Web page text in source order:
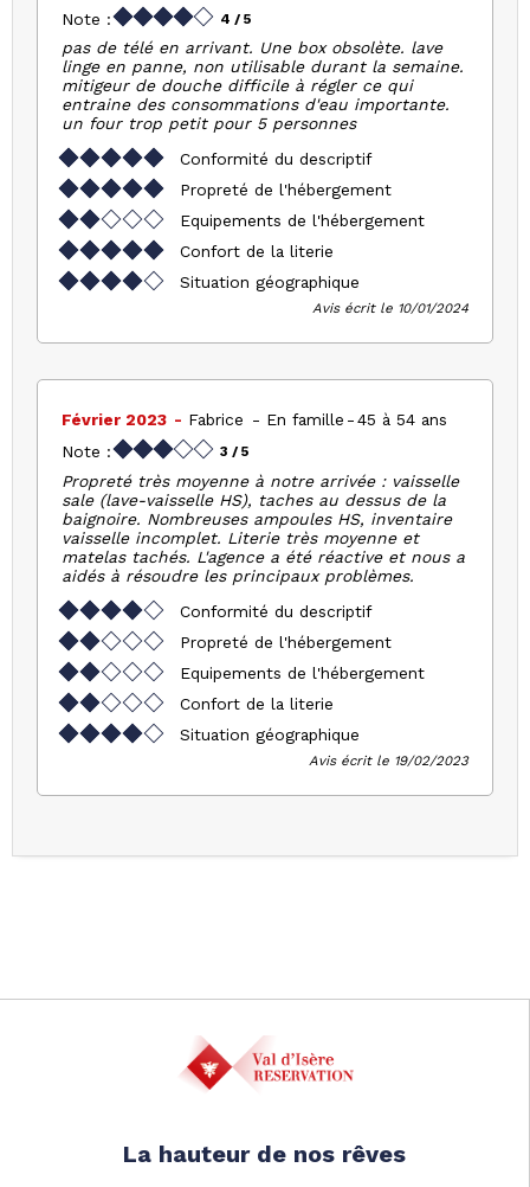
Note :
4 / 5
pas de télé en arrivant. Une box obsolète. lave
linge en panne, non utilisable durant la semaine.
mitigeur de douche difficile à régler ce qui
entraine des consommations d'eau importante.
un four trop petit pour 5 personnes
Conformité du descriptif
Propreté de l'hébergement
Equipements de l'hébergement
Confort de la literie
Situation géographique
Avis écrit le 10/01/2024
Février 2023 Fabrice En famille
45 à 54 ans
Note :
3 / 5
Propreté très moyenne à notre arrivée : vaisselle
sale (lave-vaisselle HS), taches au dessus de la
baignoire. Nombreuses ampoules HS, inventaire
vaisselle incomplet. Literie très moyenne et
matelas tachés. L'agence a été réactive et nous a
aidés à résoudre les principaux problèmes.
Conformité du descriptif
Propreté de l'hébergement
Equipements de l'hébergement
Confort de la literie
Situation géographique
Avis écrit le 19/02/2023
La hauteur de nos rêves